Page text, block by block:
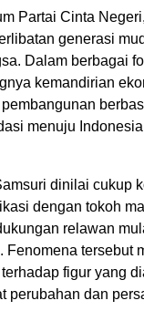
Partai Cinta
generasi
Dalam berbagai
kemandirian
menuju
dinilai cukup
dengan tokoh
relawan
Fenomena tersebut
figur yang
perubahan dan